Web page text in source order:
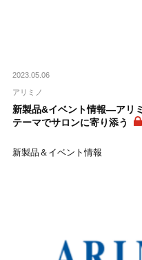
2023.05.06
アリミノ
新製品&イベント情報―アリ
テーマでサロンに寄り添う
新製品＆イベント情報